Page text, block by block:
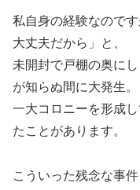
私自身の経験なので
大丈夫だから」と、
未開封で戸棚の奥に
が知らぬ間に大発生。
一大コロニーを形成
たことがあります。
こういった残念な事件